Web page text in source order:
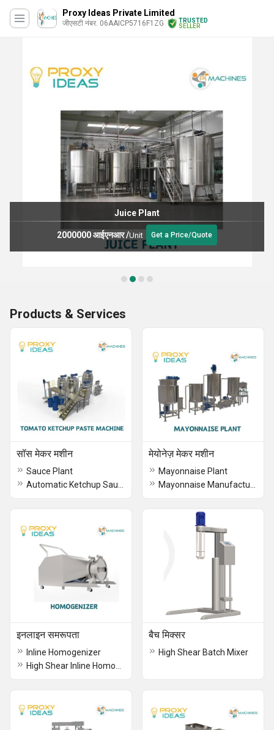
Proxy Ideas Private Limited
जीएसटी नंबर. 06AAICP5716F1ZG
TRUSTED
SELLER
Juice Plant
2000000 आईएनआर/Unit Get a Price/Quote
Products & Services
सॉस मेकर मशीन
Sauce Plant
मेयोनेज़ मेकर मशीन
Mayonnaise Plant
इनलाइन समरूपता
Inline Homogenizer
बैच मिक्सर
High Shear Batch Mixer